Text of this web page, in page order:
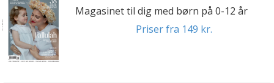
Magasinet til dig med børn på 0-12 år
Priser fra 149 kr.